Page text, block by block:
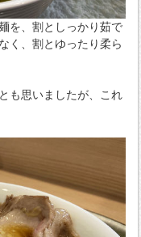
を、割としっかり茹で
く、割とゆったり柔ら
も思いましたが、これ